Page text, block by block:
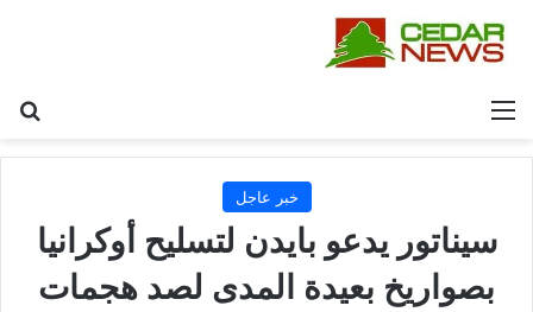
القائمة
خبر عاجل
سيناتور يدعو بايدن لتسليح أوكرانيا
بصواريخ بعيدة المدى لصد هجمات